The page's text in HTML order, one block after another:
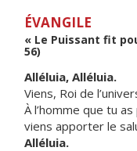
ÉVANGILE
« Le Puissant fit
56)
Alléluia, Alléluia.
Viens, Roi de
À l’homme que tu
viens apporter le
Alléluia.